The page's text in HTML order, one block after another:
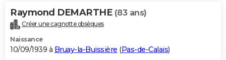
Raymond DEMARTHE (83 ans)
Créer une cagnotte obsèques
Naissance
10/09/1939 à Bruay-la-Buissière (Pas-de-Calais)